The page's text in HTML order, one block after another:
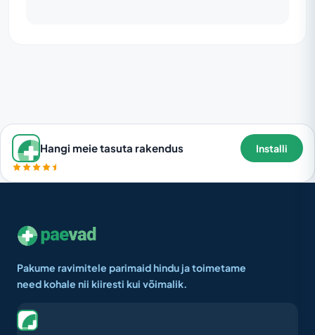
Hangi meie tasuta rakendus Installi
Pakume ravimitele parimaid hindu ja toimetame
need kohale nii kiiresti kui võimalik.